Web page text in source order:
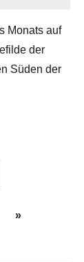
Monats auf
der
Süden der
Nächste
»